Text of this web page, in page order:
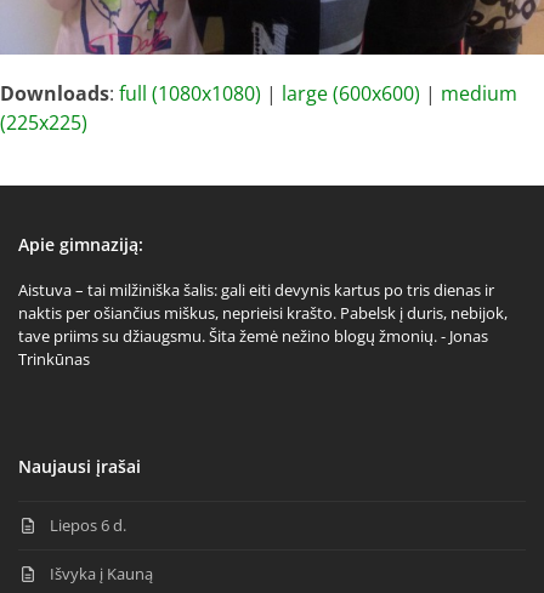
Downloads: full (1080x1080) | large (600x600) | medium
(225x225)
Apie gimnaziją:
Aistuva – tai milžiniška šalis: gali eiti devynis kartus po tris dienas ir
naktis per ošiančius miškus, neprieisi krašto. Pabelsk į duris, nebijok,
tave priims su džiaugsmu. Šita žemė nežino blogų žmonių. - Jonas
Trinkūnas
Naujausi įrašai
Liepos 6 d.
Išvyka į Kauną